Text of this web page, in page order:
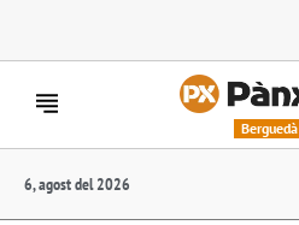
Berguedà
6, agost del 2026